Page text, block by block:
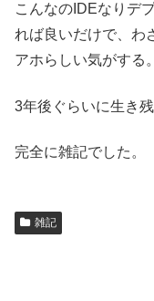
こんなのIDEなりデ
れば良いだけで、わ
アホらしい気がする。
3年後ぐらいに生き
完全に雑記でした。
雑記